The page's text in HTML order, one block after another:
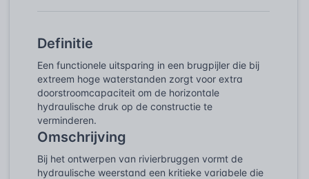
Definitie
Een functionele uitsparing in een brugpijler die bij
extreem hoge waterstanden zorgt voor extra
doorstroomcapaciteit om de horizontale
hydraulische druk op de constructie te
verminderen.
Omschrijving
Bij het ontwerpen van rivierbruggen vormt de
hydraulische weerstand een kritieke variabele die